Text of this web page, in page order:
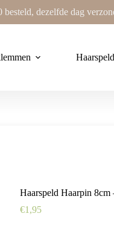
besteld, dezelfde dag
Haarspeld Haarpin
€1,95